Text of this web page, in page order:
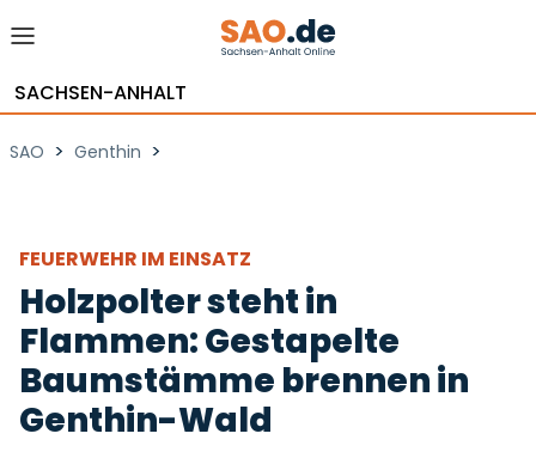
SACHSEN-ANHALT
SAO > Genthin >
FEUERWEHR IM EINSATZ
Holzpolter steht in
Flammen: Gestapelte
Baumstämme brennen in
Genthin-Wald